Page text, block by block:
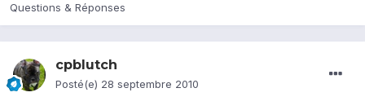
Questions & Réponses
cpblutch
Posté(e) 28 septembre 2010